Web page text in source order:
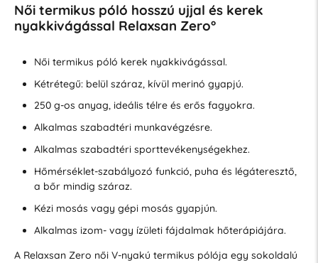
Női termikus póló hosszú ujjal és kerek
nyakkivágással Relaxsan Zero°
Női termikus póló kerek nyakkivágással.
Kétrétegű: belül száraz, kívül merinó gyapjú.
250 g-os anyag, ideális télre és erős fagyokra.
Alkalmas szabadtéri munkavégzésre.
Alkalmas szabadtéri sporttevékenységekhez.
Hőmérséklet-szabályozó funkció, puha és légáteresztő,
a bőr mindig száraz.
Kézi mosás vagy gépi mosás gyapjún.
Alkalmas izom- vagy ízületi fájdalmak hőterápiájára.
A Relaxsan Zero női V-nyakú termikus pólója egy sokoldalú